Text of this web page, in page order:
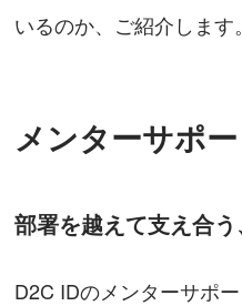
いるのか、ご紹介します。
メンターサポ
部署を越えて支え合
D2C IDのメンターサポ